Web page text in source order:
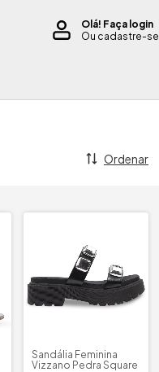
Olá! Faça login
Ou cadastre-se
Ordenar
Sandália Feminina
Vizzano Pedra Square